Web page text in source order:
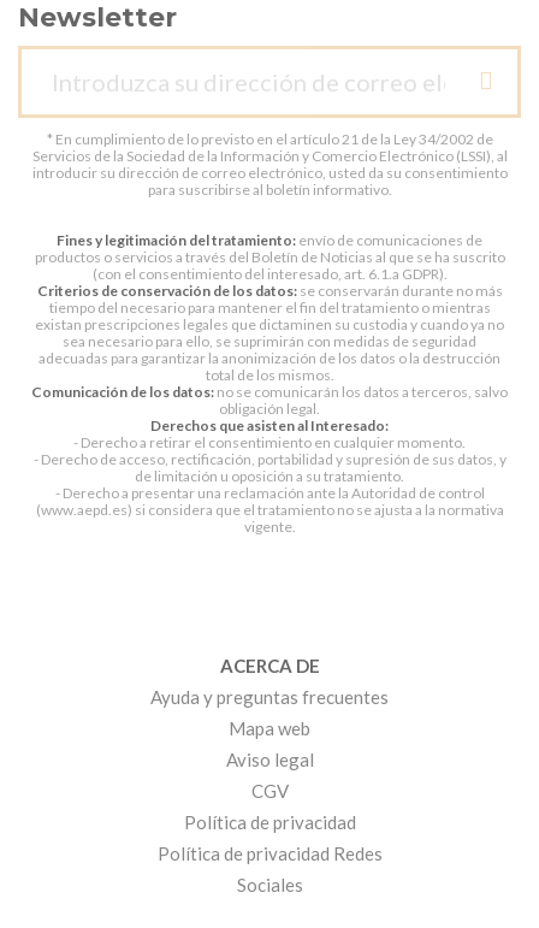
Newsletter
* En cumplimiento de lo previsto en el artículo 21 de la Ley 34/2002 de
Servicios de la Sociedad de la Información y Comercio Electrónico (LSSI), al
introducir su dirección de correo electrónico, usted da su consentimiento
para suscribirse al boletín informativo.
Fines y legitimación del tratamiento: envío de comunicaciones de
productos o servicios a través del Boletín de Noticias al que se ha suscrito
(con el consentimiento del interesado, art. 6.1.a GDPR).
Criterios de conservación de los datos:se conservarán durante no más
tiempo del necesario para mantener el fin del tratamiento o mientras
existan prescripciones legales que dictaminen su custodia y cuando ya no
sea necesario para ello, se suprimirán con medidas de seguridad
adecuadas para garantizar la anonimización de los datos o la destrucción
total de los mismos.
Comunicación de los datos: no se comunicarán los datos a terceros, salvo
obligación legal.
Derechos que asisten al Interesado:
- Derecho a retirar el consentimiento en cualquier momento.
- Derecho de acceso, rectificación, portabilidad y supresión de sus datos, y
de limitación u oposición a su tratamiento.
- Derecho a presentar una reclamación ante la Autoridad de control
(www.aepd.es) si considera que el tratamiento no se ajusta a la normativa
vigente.
ACERCA DE
Ayuda y preguntas frecuentes
Mapa web
Aviso legal
CGV
Política de privacidad
Política de privacidad Redes
Sociales